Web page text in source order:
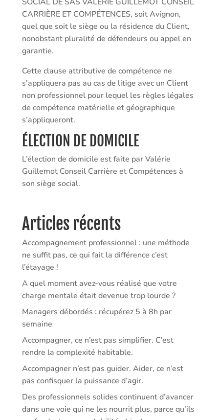
CARRIÈRE ET COMPÉTENCES, soit Avignon,
quel que soit le siège ou la résidence du Client,
nonobstant pluralité de défendeurs ou appel en
garantie.
Cette clause attributive de compétence ne
s’appliquera pas au cas de litige avec un Client
non professionnel pour lequel les règles légales
de compétence matérielle et géographique
s’appliqueront.
ÉLECTION DE DOMICILE
L’élection de domicile est faite par Valérie
Guillemot Conseil Carrière et Compétences à
son siège social.
Articles récents
Accompagnement professionnel : une méthode
ne suffit pas, ce qui fait la différence c’est
l’étayage !
A quel moment avez-vous réalisé que votre
charge mentale était devenue trop lourde ?
Managers débordés : récupérez 5 à 8h par
semaine
Accompagner, ce n’est pas simplifier. C’est
rendre la complexité habitable.
Accompagner n’est pas guider. Aider, ce n’est
pas confisquer la puissance d’agir.
Des professionnels solides continuent d’avancer
dans une voie qui ne les nourrit plus, parce qu’ils